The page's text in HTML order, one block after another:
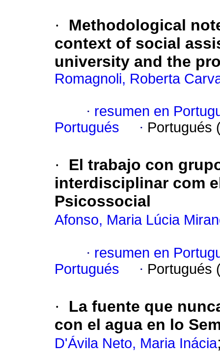
·
Methodological
context of social
university and the
Romagnoli, Roberta
· resumen en
Portugués
· Portugués
·
El trabajo con
interdisciplinar com
Psicossocial
Afonso, Maria Lúcia
· resumen en
Portugués
· Portugués
·
La fuente que
con el agua en lo
D'Ávila Neto, Maria Inácia